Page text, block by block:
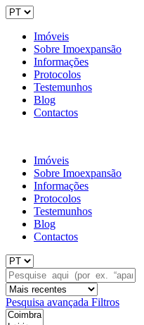
Imóveis
Sobre Imoexpansão
Informações
Protocolos
Testemunhos
Blog
Contactos
Imóveis
Sobre Imoexpansão
Informações
Protocolos
Testemunhos
Blog
Contactos
Pesquisa avançada Filtros